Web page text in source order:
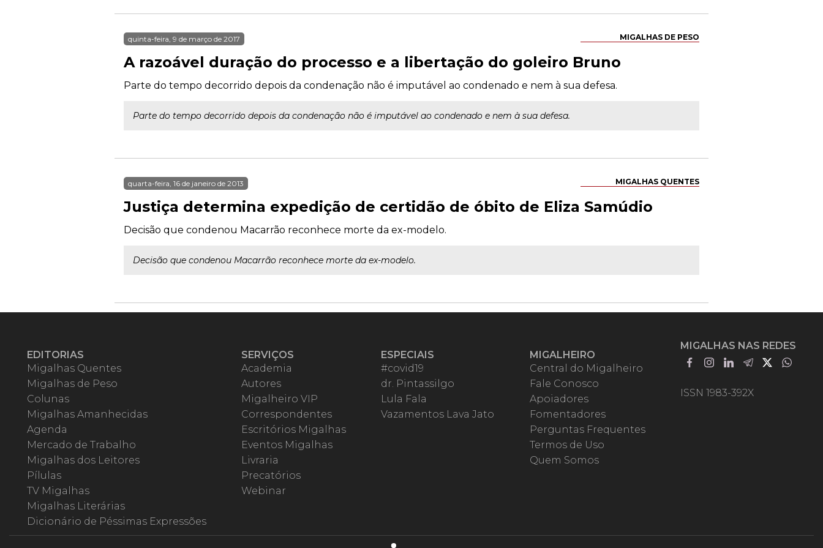
MIGALHAS DE PESO
quinta-feira, 9 de março de 2017
A razoável duração do processo e a libertação do goleiro Bruno
Parte do tempo decorrido depois da condenação não é imputável ao condenado e nem à sua defesa.
Parte do tempo decorrido depois da condenação não é imputável ao condenado e nem à sua defesa.
MIGALHAS QUENTES
quarta-feira, 16 de janeiro de 2013
Justiça determina expedição de certidão de óbito de Eliza Samúdio
Decisão que condenou Macarrão reconhece morte da ex-modelo.
Decisão que condenou Macarrão reconhece morte da ex-modelo.
EDITORIAS
Migalhas Quentes
Migalhas de Peso
Colunas
Migalhas Amanhecidas
Agenda
Mercado de Trabalho
Migalhas dos Leitores
Pílulas
TV Migalhas
Migalhas Literárias
Dicionário de Péssimas Expressões
SERVIÇOS
Academia
Autores
Migalheiro VIP
Correspondentes
Escritórios Migalhas
Eventos Migalhas
Livraria
Precatórios
Webinar
ESPECIAIS
#covid19
dr. Pintassilgo
Lula Fala
Vazamentos Lava Jato
MIGALHEIRO
Central do Migalheiro
Fale Conosco
Apoiadores
Fomentadores
Perguntas Frequentes
Termos de Uso
Quem Somos
MIGALHAS NAS REDES
ISSN 1983-392X